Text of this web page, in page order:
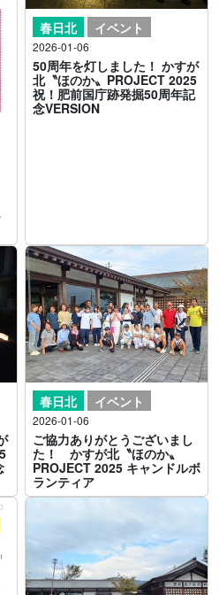
春日北 イベント
2026-01-06
50周年を灯しました！ かすが
北〝ほのか〟PROJECT 2025
祝！肥前国庁跡発掘50周年記
念VERSION
春日北 イベント
2026-01-06
ご協力ありがとうございまし
た！ かすが北〝ほのか〟
PROJECT 2025 キャンドルボ
ランティア